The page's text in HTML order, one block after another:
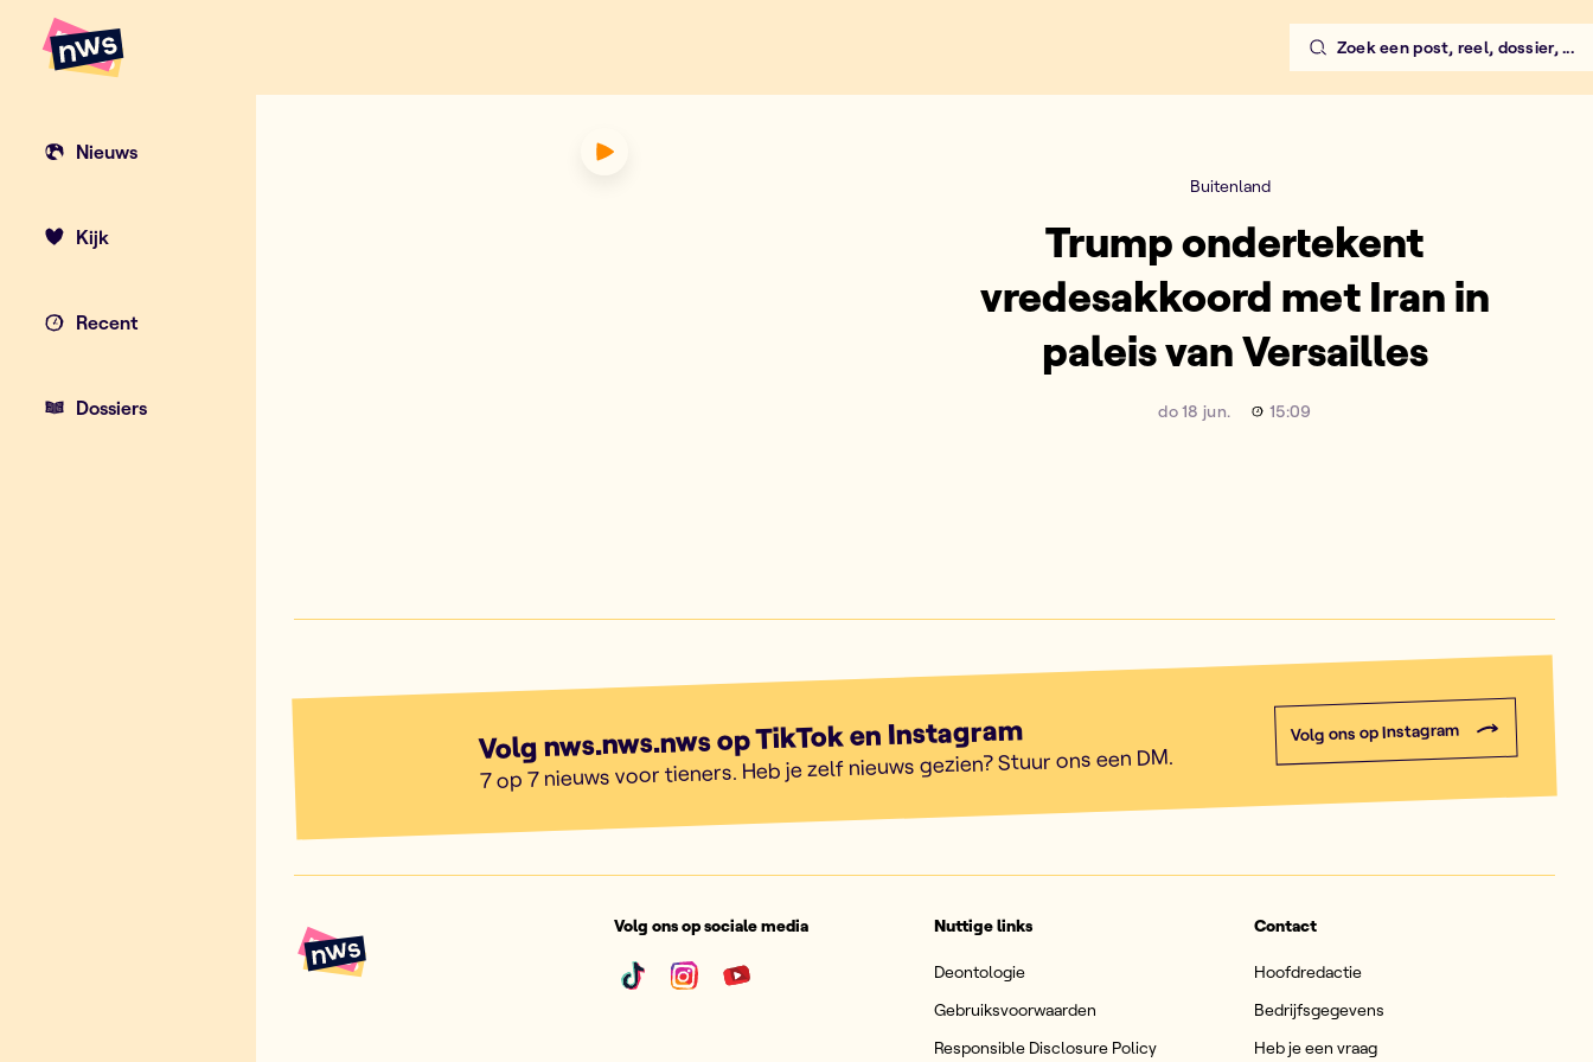
Zoek een post, reel, dossier, ...
Nieuws
Kijk
Recent
Dossiers
Trump ondertekent vredesakkoord met Iran in paleis van Versailles
Buitenland
Trump ondertekent
vredesakkoord met Iran in
paleis van Versailles
do 18 jun. 15:09
Volg nws.nws.nws op TikTok en Instagram
7 op 7 nieuws voor tieners. Heb je zelf nieuws gezien? Stuur ons een DM.
Volg ons op Instagram
Volg ons op sociale media Nuttige links
Deontologie
Gebruiksvoorwaarden
Responsible Disclosure Policy
Contact
Hoofdredactie
Bedrijfsgegevens
Heb je een vraag